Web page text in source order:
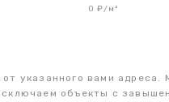
0 ₽/м²
указанного вами адреса.
объекты с